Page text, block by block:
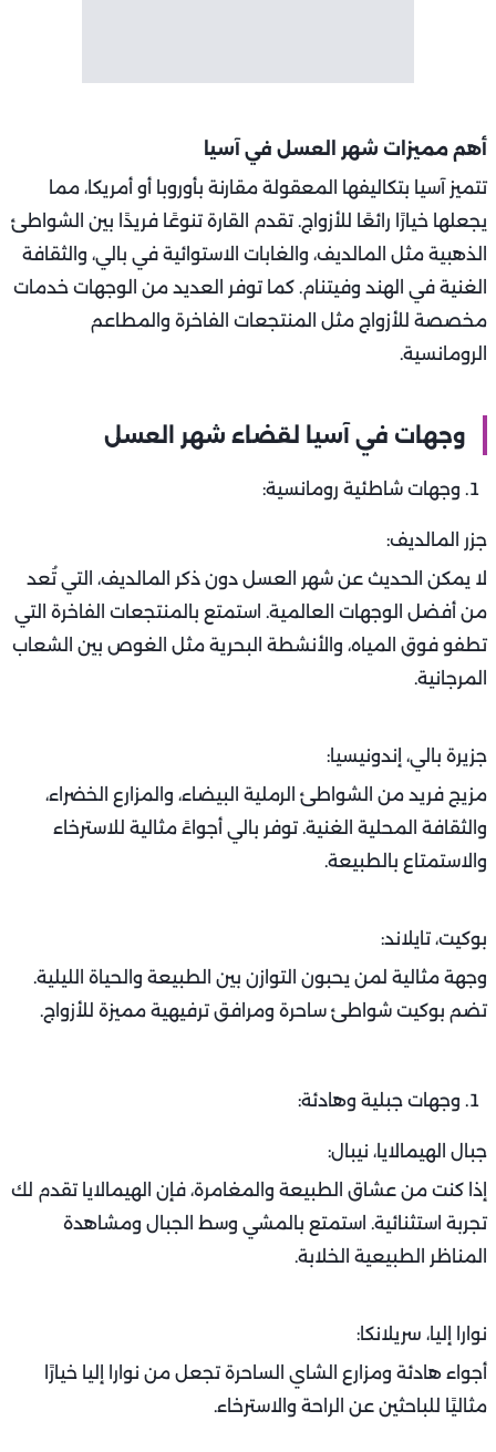
أهم مميزات شهر العسل في آسيا
تتميز آسيا بتكاليفها المعقولة مقارنة بأوروبا أو أمريكا، مما
يجعلها خيارًا رائعًا للأزواج. تقدم القارة تنوعًا فريدًا بين الشواطئ
الذهبية مثل المالديف، والغابات الاستوائية في بالي، والثقافة
الغنية في الهند وفيتنام. كما توفر العديد من الوجهات خدمات
مخصصة للأزواج مثل المنتجعات الفاخرة والمطاعم
الرومانسية.
وجهات في آسيا لقضاء شهر العسل
وجهات شاطئية رومانسية:
جزر المالديف:
لا يمكن الحديث عن شهر العسل دون ذكر المالديف، التي تُعد
من أفضل الوجهات العالمية. استمتع بالمنتجعات الفاخرة التي
تطفو فوق المياه، والأنشطة البحرية مثل الغوص بين الشعاب
المرجانية.
جزيرة بالي، إندونيسيا:
مزيج فريد من الشواطئ الرملية البيضاء، والمزارع الخضراء،
والثقافة المحلية الغنية. توفر بالي أجواءً مثالية للاسترخاء
والاستمتاع بالطبيعة.
بوكيت، تايلاند:
وجهة مثالية لمن يحبون التوازن بين الطبيعة والحياة الليلية.
تضم بوكيت شواطئ ساحرة ومرافق ترفيهية مميزة للأزواج.
وجهات جبلية وهادئة:
جبال الهيمالايا، نيبال:
إذا كنت من عشاق الطبيعة والمغامرة، فإن الهيمالايا تقدم لك
تجربة استثنائية. استمتع بالمشي وسط الجبال ومشاهدة
المناظر الطبيعية الخلابة.
نوارا إليا، سريلانكا:
أجواء هادئة ومزارع الشاي الساحرة تجعل من نوارا إليا خيارًا
مثاليًا للباحثين عن الراحة والاسترخاء.